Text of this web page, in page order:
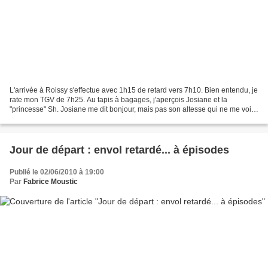
L'arrivée à Roissy s'effectue avec 1h15 de retard vers 7h10. Bien entendu, je
rate mon TGV de 7h25. Au tapis à bagages, j'aperçois Josiane et la
"princesse" Sh. Josiane me dit bonjour, mais pas son altesse qui ne me voit
Jour de départ : envol retardé... à épisodes
Publié le 02/06/2010 à 19:00
Par Fabrice Moustic